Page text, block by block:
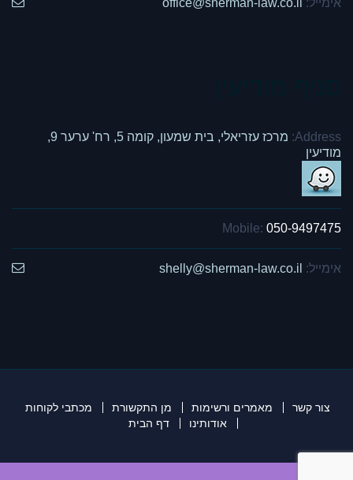
אימייל: office@sherman-law.co.il
Address:
מרכז עזריאלי, בית שמעון, קומה 5, רח' ערער 9,
מודיעין
Mobile: 050-9497475
אימייל: shelly@sherman-law.co.il
צור קשר מאמרים ורשימות מן התקשורת
מכתבי לקוחות
אודותינו
דף הבית